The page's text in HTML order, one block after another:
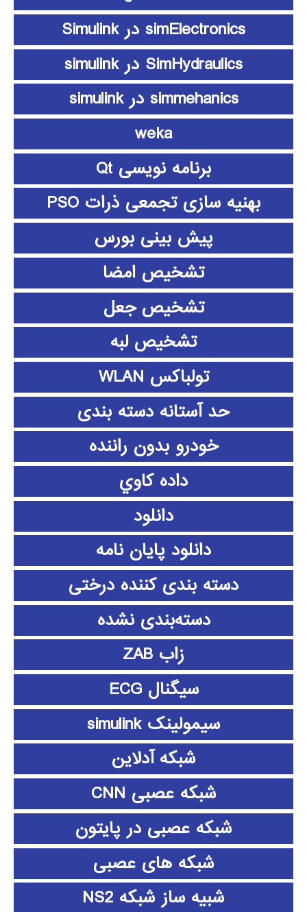
simElectronics در Simulink
SimHydraulics در simulink
simmehanics در simulink
weka
برنامه نویسی Qt
بهنیه سازی تجمعی ذرات PSO
پیش بینی بورس
تشخیص امضا
تشخیص جعل
تشخیص لبه
تولباکس WLAN
حد آستانه دسته بندی
خودرو بدون راننده
داده كاوي
دانلود
دانلود پايان نامه
دسته بندی کننده درختی
دسته‌بندی نشده
زاب ZAB
سیگنال ECG
سیمولینک simulink
شبکه آدلاین
شبکه عصبی CNN
شبکه عصبی در پایتون
شبکه های عصبی
شبیه ساز شبکه NS2